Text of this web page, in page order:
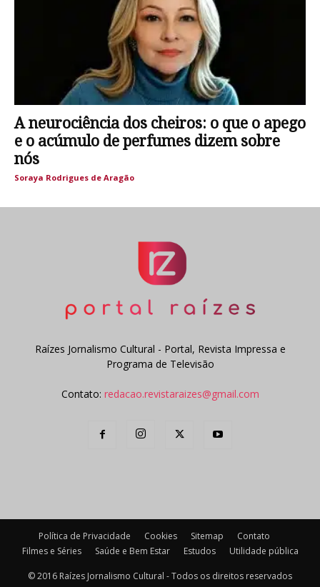
A neurociência dos cheiros: o que o apego
e o acúmulo de perfumes dizem sobre
nós
Soraya Rodrigues de Aragão
Raízes Jornalismo Cultural - Portal, Revista Impressa e
Programa de Televisão
Contato: redacao.revistaraizes@gmail.com
Política de Privacidade Cookies Sitemap
Contato
Filmes e Séries
Saúde e Bem Estar Estudos Utilidade pública
© 2016 Raízes Jornalismo Cultural - Todos os direitos reservados